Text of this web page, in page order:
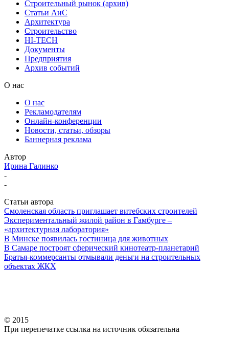
Строительный рынок (архив)
Статьи АиС
Архитектура
Строительство
HI-TECH
Документы
Предприятия
Архив событий
О нас
О нас
Рекламодателям
Онлайн-конференции
Новости, статьи, обзоры
Баннерная реклама
Автор
Ирина Галинко
-
-
Статьи автора
Смоленская область приглашает витебских строителей
Экспериментальный жилой район в Гамбурге –
«архитектурная лаборатория»
В Минске появилась гостиница для животных
В Самаре построят сферический кинотеатр-планетарий
Братья-коммерсанты отмывали деньги на строительных
объектах ЖКХ
© 2015
При перепечатке ссылка на источник обязательна